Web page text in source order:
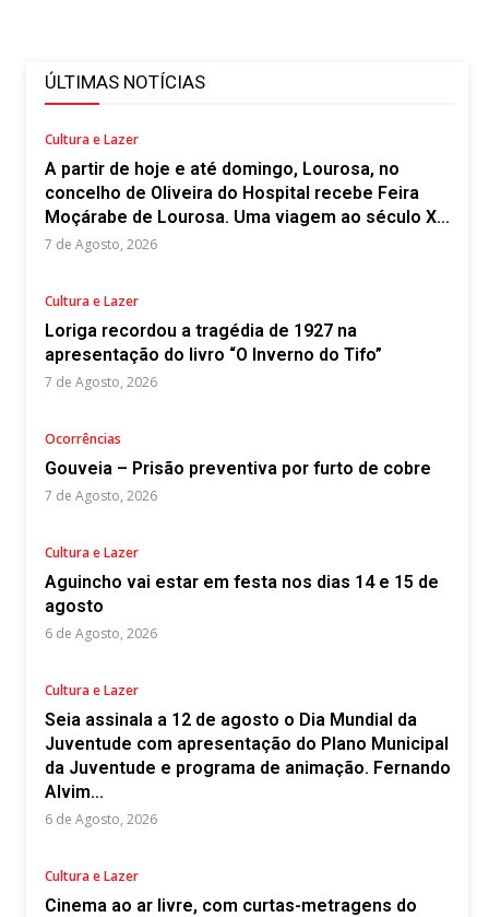
ÚLTIMAS NOTÍCIAS
Cultura e Lazer
A partir de hoje e até domingo, Lourosa, no
concelho de Oliveira do Hospital recebe Feira
Moçárabe de Lourosa. Uma viagem ao século X...
7 de Agosto, 2026
Cultura e Lazer
Loriga recordou a tragédia de 1927 na
apresentação do livro “O Inverno do Tifo”
7 de Agosto, 2026
Ocorrências
Gouveia – Prisão preventiva por furto de cobre
7 de Agosto, 2026
Cultura e Lazer
Aguincho vai estar em festa nos dias 14 e 15 de
agosto
6 de Agosto, 2026
Cultura e Lazer
Seia assinala a 12 de agosto o Dia Mundial da
Juventude com apresentação do Plano Municipal
da Juventude e programa de animação. Fernando
Alvim...
6 de Agosto, 2026
Cultura e Lazer
Cinema ao ar livre, com curtas-metragens do